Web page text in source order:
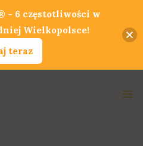
- 6 częstotliwości w
Wielkopolsce!
teraz